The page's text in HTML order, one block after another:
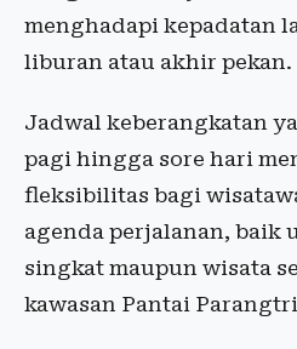
menghadapi kepadatan
liburan atau akhir pekan.
Jadwal keberangkatan
pagi hingga sore hari
fleksibilitas bagi
agenda perjalanan, baik
singkat maupun wisata
kawasan Pantai